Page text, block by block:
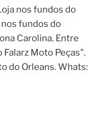
nos fundos do
fundos do
Carolina. Entre
Moto Peças".
do Orleans. Whats: